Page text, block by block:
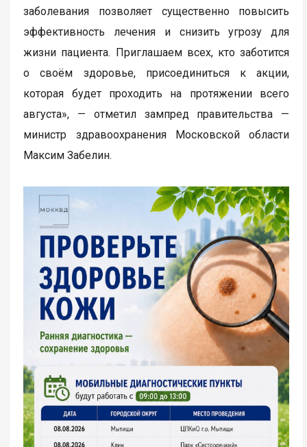
заболевания позволяет существенно повысить
эффективность лечения и снизить угрозу для
жизни пациента. Приглашаем всех, кто заботится
о своём здоровье, присоединиться к акции,
которая будет проходить на протяжении всего
августа», — отметил зампред правительства —
министр здравоохранения Московской области
Максим Забелин.